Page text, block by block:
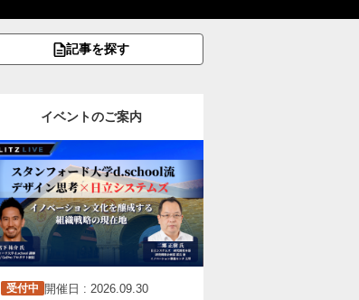
記事を探す
イベントのご案内
受付中 開催日 : 2026.09.30